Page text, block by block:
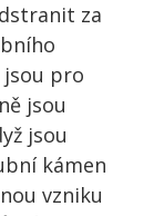
za
pro
jsou
jsou
kámen
vzniku